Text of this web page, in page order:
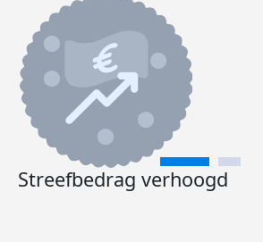
Streefbedrag verhoogd